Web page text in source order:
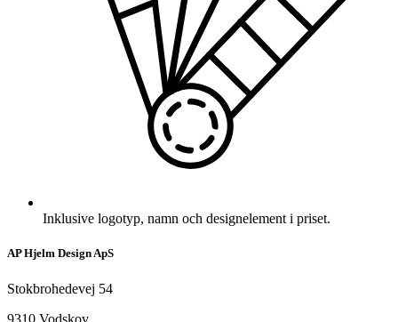
Inklusive logotyp, namn och designelement i priset.
AP Hjelm Design ApS
Stokbrohedevej 54
9310 Vodskov